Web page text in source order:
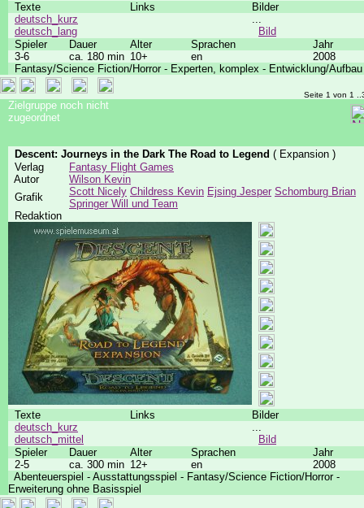
Texte Links
Bilder
deutsch_kurz
deutsch_lang
...
Bild
Spieler
Dauer Alter Sprachen
Jahr
3-6
ca. 180 min 10+ en
2008
Fantasy/Science Fiction/Horror - Experten, komplex - Entwicklung/Aufbau
Seite 1 von 1
Zielgruppe noch nicht
zugeordnet
Descent: Journeys in the Dark The Road to Legend ( Expansion )
Verlag
Fantasy Flight Games
Autor
Wilson Kevin
Grafik
Scott Nicely Childress Kevin Ejsing Jesper Schomburg Brian
Springer Will und Team
Redaktion
Texte Links
Bilder
deutsch_kurz
deutsch_mittel
...
Bild
Spieler
Dauer Alter Sprachen
Jahr
2-5
ca. 300 min 12+ en
2008
Abenteuerspiel - Ausstattungsspiel - Fantasy/Science Fiction/Horror -
Erweiterung ohne Basisspiel